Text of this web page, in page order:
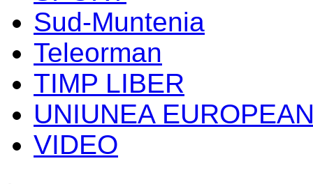
Sud-Muntenia
Teleorman
TIMP LIBER
UNIUNEA
VIDEO